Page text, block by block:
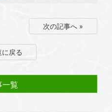
次の記事へ »
に戻る
一覧